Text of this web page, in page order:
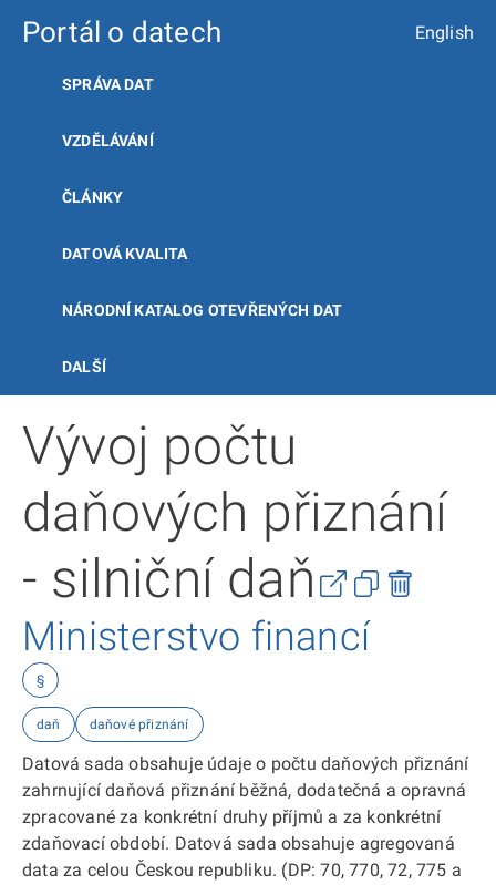
Portál o datech English
SPRÁVA DAT
VZDĚLÁVÁNÍ
ČLÁNKY
DATOVÁ KVALITA
NÁRODNÍ KATALOG OTEVŘENÝCH DAT
DALŠÍ
Vývoj počtu
daňových přiznání
- silniční daň
Ministerstvo financí
§
daň daňové přiznání
Datová sada obsahuje údaje o počtu daňových přiznání
zahrnující daňová přiznání běžná, dodatečná a opravná
zpracované za konkrétní druhy příjmů a za konkrétní
zdaňovací období. Datová sada obsahuje agregovaná
data za celou Českou republiku. (DP: 70, 770, 72, 775 a